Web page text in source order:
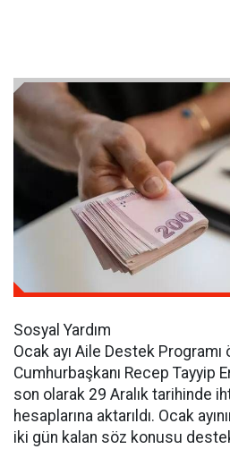
Sosyal Yardım
Ocak ayı Aile Destek
Cumhurbaşkanı Recep Tayyip
son olarak 29 Aralık tarihinde
hesaplarına aktarıldı. Ocak
iki gün kalan söz konusu